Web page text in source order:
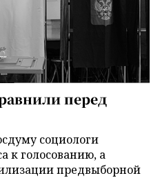
перед
социологи
к голосованию, а
предвыборной